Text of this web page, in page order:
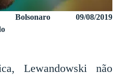
09/08/2019
Lewandowski não